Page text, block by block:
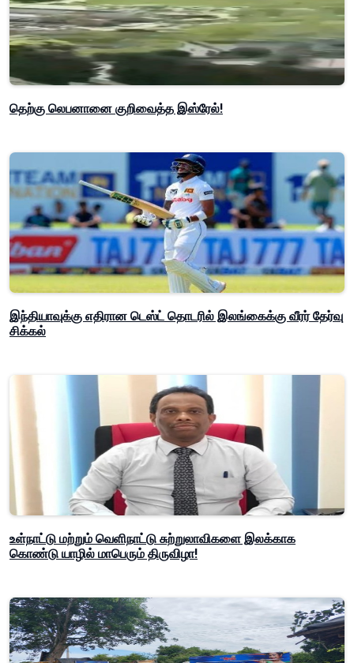
தெற்கு லெபனானை குறிவைத்த இஸ்ரேல்!
இந்தியாவுக்கு எதிரான டெஸ்ட் தொடரில் இலங்கைக்கு வீரர் தேர்வு
சிக்கல்
உள்நாட்டு மற்றும் வெளிநாட்டு சுற்றுலாவிகளை இலக்காக
கொண்டு யாழில் மாபெரும் திருவிழா!